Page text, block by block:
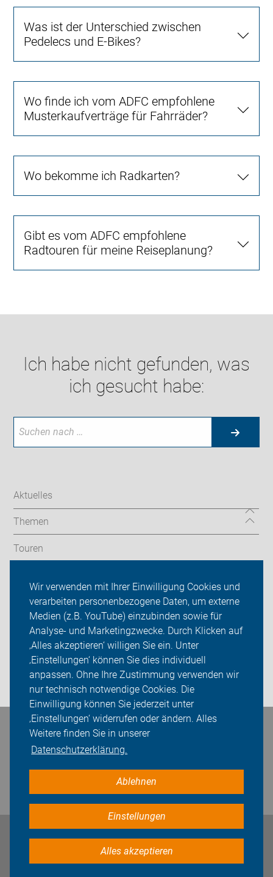
Wir verwenden mit Ihrer Einwilligung Cookies und
verarbeiten personenbezogene Daten, um externe
Medien (z.B. YouTube) einzubinden sowie für
Analyse- und Marketingzwecke. Durch Klicken auf
‚Alles akzeptieren‘ willigen Sie ein. Unter
‚Einstellungen‘ können Sie dies individuell
anpassen. Ohne Ihre Zustimmung verwenden wir
nur technisch notwendige Cookies. Die
Einwilligung können Sie jederzeit unter
‚Einstellungen‘ widerrufen oder ändern. Alles
Weitere finden Sie in unserer
Datenschutzerklärung.
Ablehnen
Einstellungen
Alles akzeptieren
Was ist der Unterschied zwischen
Pedelecs und E-Bikes?
Wo finde ich vom ADFC empfohlene
Musterkaufverträge für Fahrräder?
Wo bekomme ich Radkarten?
Gibt es vom ADFC empfohlene
Radtouren für meine Reiseplanung?
Ich habe nicht gefunden, was
ich gesucht habe:
Aktuelles
Themen
Touren
Service
ADFC Wennigsen/Barsinghausen
Sei dabei
Login
Bleiben Sie in Kontakt